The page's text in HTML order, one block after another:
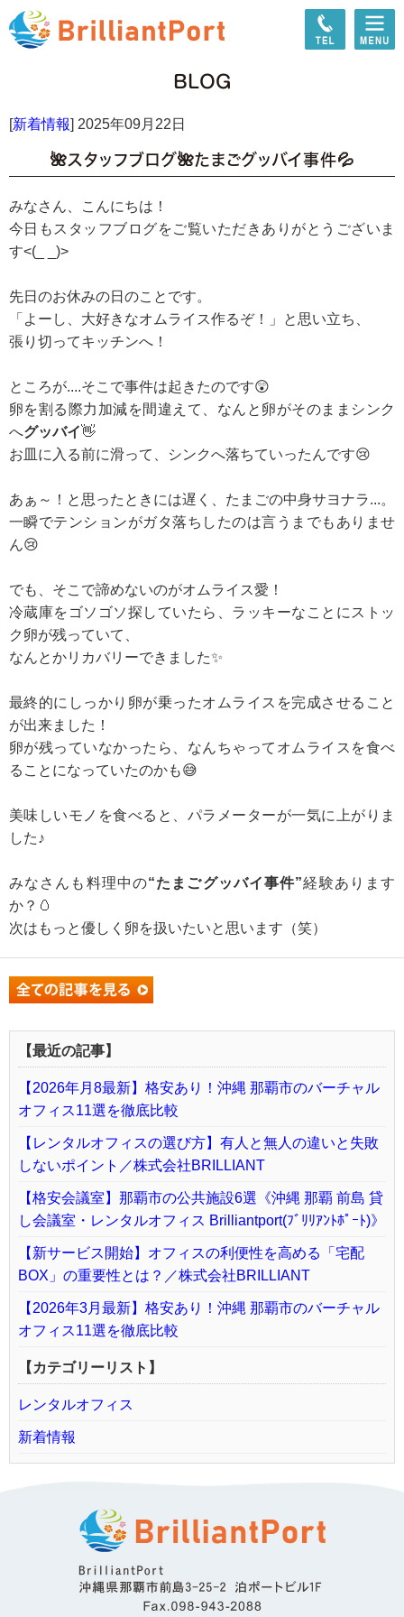
BLOG
[新着情報] 2025年09月22日
🌺スタッフブログ🌺たまごグッバイ事件💦
みなさん、こんにちは！
今日もスタッフブログをご覧いただきありがとうございま
す<(_ _)>
先日のお休みの日のことです。
「よーし、大好きなオムライス作るぞ！」と思い立ち、
張り切ってキッチンへ！
ところが....そこで事件は起きたのです😲
卵を割る際力加減を間違えて、なんと卵がそのままシンク
へグッバイ👋
お皿に入る前に滑って、シンクへ落ちていったんです😢
あぁ～！と思ったときには遅く、たまごの中身サヨナラ...。
一瞬でテンションがガタ落ちしたのは言うまでもありませ
ん😢
でも、そこで諦めないのがオムライス愛！
冷蔵庫をゴソゴソ探していたら、ラッキーなことにストッ
ク卵が残っていて、
なんとかリカバリーできました✨
最終的にしっかり卵が乗ったオムライスを完成させること
が出来ました！
卵が残っていなかったら、なんちゃってオムライスを食べ
ることになっていたのかも😅
美味しいモノを食べると、パラメーターが一気に上がりま
した♪
みなさんも料理中の“たまごグッバイ事件”経験あります
か？🥚
次はもっと優しく卵を扱いたいと思います（笑）
【最近の記事】
【2026年月8最新】格安あり！沖縄 那覇市のバーチャル
オフィス11選を徹底比較
【レンタルオフィスの選び方】有人と無人の違いと失敗
しないポイント／株式会社BRILLIANT
【格安会議室】那覇市の公共施設6選《沖縄 那覇 前島 貸
し会議室・レンタルオフィス Brilliantport(ﾌﾞﾘﾘｱﾝﾄﾎﾟｰﾄ)》
【新サービス開始】オフィスの利便性を高める「宅配
BOX」の重要性とは？／株式会社BRILLIANT
【2026年3月最新】格安あり！沖縄 那覇市のバーチャル
オフィス11選を徹底比較
【カテゴリーリスト】
レンタルオフィス
新着情報